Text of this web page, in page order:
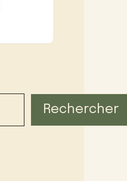
Rechercher